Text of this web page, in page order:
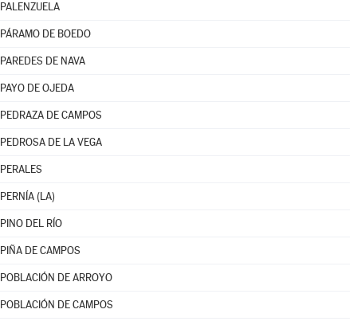
PALENZUELA
PÁRAMO DE BOEDO
PAREDES DE NAVA
PAYO DE OJEDA
PEDRAZA DE CAMPOS
PEDROSA DE LA VEGA
PERALES
PERNÍA (LA)
PINO DEL RÍO
PIÑA DE CAMPOS
POBLACIÓN DE ARROYO
POBLACIÓN DE CAMPOS